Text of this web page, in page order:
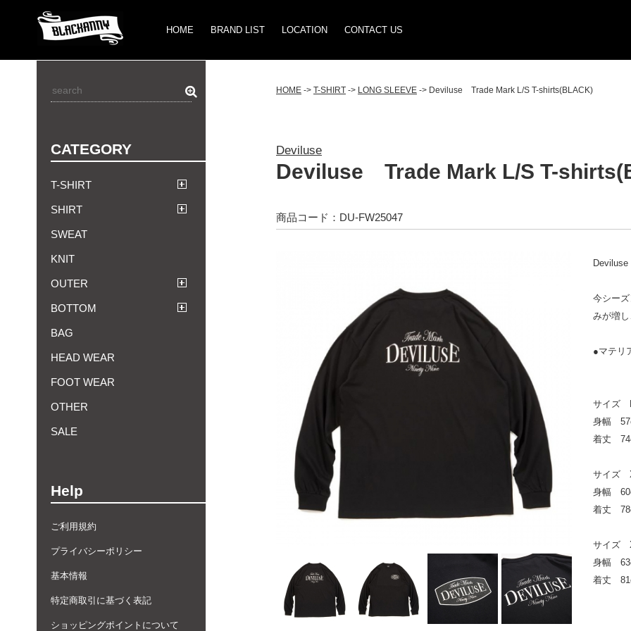
HOME BRAND LIST LOCATION CONTACT US
CATEGORY
T-SHIRT
SHIRT
SWEAT
KNIT
OUTER
BOTTOM
BAG
HEAD WEAR
FOOT WEAR
OTHER
SALE
Help
ご利用規約
プライバシーポリシー
基本情報
特定商取引に基づく表記
ショッピングポイントについて
HOME -> T-SHIRT -> LONG SLEEVE -> Deviluse Trade Mark L/S T-shirts(BLACK)
Deviluse
Deviluse Trade Mark L/S T-
商品コード：DU-FW25047
今シー
みが増
●マテリ
サイズ
身幅
着丈
サイズ
身幅
着丈
サイズ
身幅
着丈